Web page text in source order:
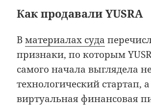
Как продавали YUSRA
Вматериалах суда
признаки, по которым
самого начала выглядела
технологический стартап,
виртуальная финансовая